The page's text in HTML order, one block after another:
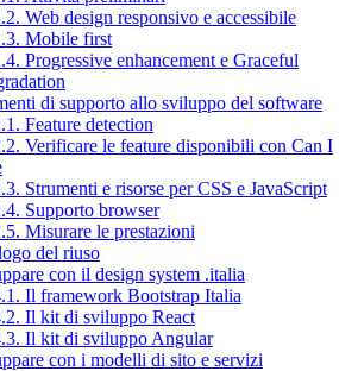
Web design responsivo e accessibile
Mobile first
Progressive enhancement e Graceful
di supporto allo sviluppo del software
Feature detection
Verificare le feature disponibili con Can I
Strumenti e risorse per CSS e JavaScript
Supporto browser
Misurare le prestazioni
del riuso
con il design system .italia
Il framework Bootstrap Italia
Il kit di sviluppo React
Il kit di sviluppo Angular
con i modelli di sito e servizi